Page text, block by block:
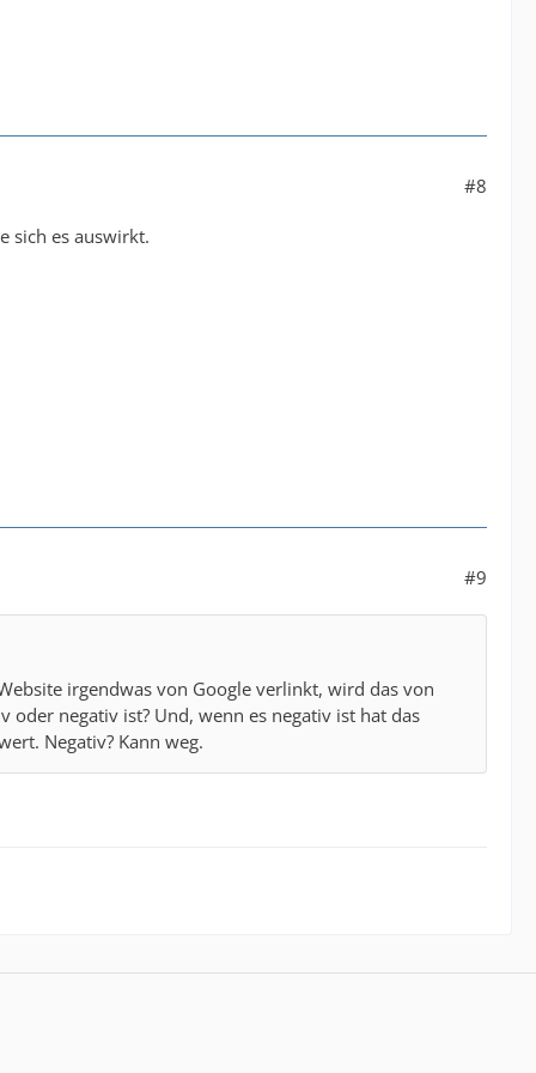
#8
sich es auswirkt.
#9
irgendwas von Google verlinkt, wird das von
oder negativ ist? Und, wenn es negativ ist hat das
Negativ? Kann weg.